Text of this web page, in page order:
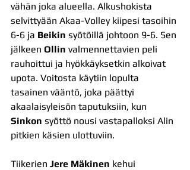
vähän joka alueella. Alkushokista
selvittyään Akaa-Volley kiipesi tasoihin
6-6 ja Beikin syötöillä johtoon 9-6. Sen
jälkeen Ollin valmennettavien peli
rauhoittui ja hyökkäyksetkin alkoivat
upota. Voitosta käytiin lopulta
tasainen vääntö, joka päättyi
akaalaisyleisön taputuksiin, kun
Sinkon syöttö nousi vastapalloksi Alin
pitkien käsien ulottuviin.
Tiikerien Jere Mäkinen kehui